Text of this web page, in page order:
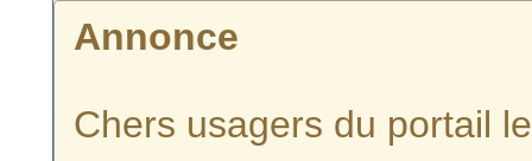
Annonce
Chers usagers du portail